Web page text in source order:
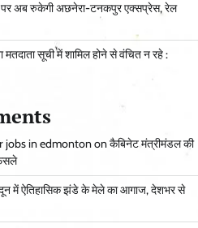
अब रुकेगी अछनेरा-टनकपुर एक्सप्रेस, रेल
मतदाता सूची में शामिल होने से वंचित न रहे :
jobs in edmontononकैबिनेट मंत्रीमंडल की
में ऐतिहासिक झंडे के मेले का आगाज, देशभर से